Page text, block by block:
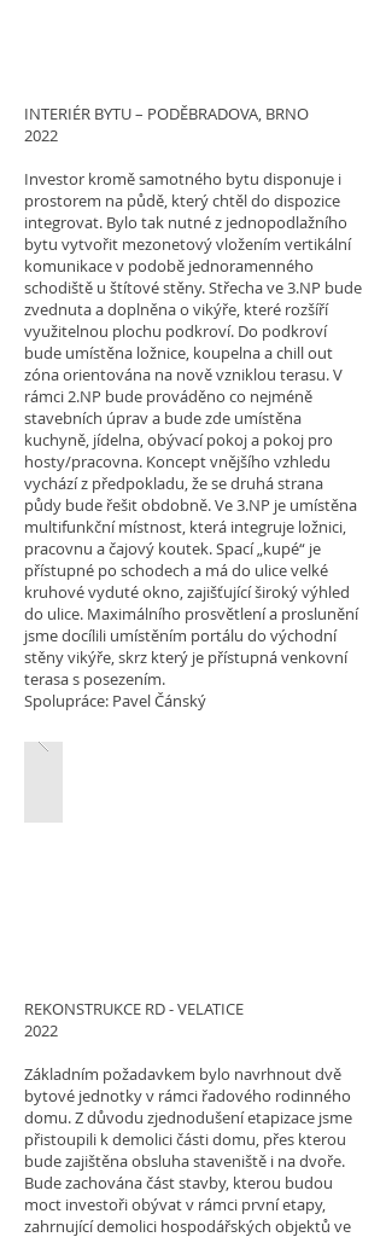
INTERIÉR BYTU – PODĚBRADOVA, BRNO
2022
Investor kromě samotného bytu disponuje i
prostorem na půdě, který chtěl do dispozice
integrovat. Bylo tak nutné z jednopodlažního
bytu vytvořit mezonetový vložením vertikální
komunikace v podobě jednoramenného
schodiště u štítové stěny. Střecha ve 3.NP bude
zvednuta a doplněna o vikýře, které rozšíří
využitelnou plochu podkroví. Do podkroví
bude umístěna ložnice, koupelna a chill out
zóna orientována na nově vzniklou terasu. V
rámci 2.NP bude prováděno co nejméně
stavebních úprav a bude zde umístěna
kuchyně, jídelna, obývací pokoj a pokoj pro
hosty/pracovna. Koncept vnějšího vzhledu
vychází z předpokladu, že se druhá strana
půdy bude řešit obdobně. Ve 3.NP je umístěna
multifunkční místnost, která integruje ložnici,
pracovnu a čajový koutek. Spací „kupé“ je
přístupné po schodech a má do ulice velké
kruhové vyduté okno, zajišťující široký výhled
do ulice. Maximálního prosvětlení a proslunění
jsme docílili umístěním portálu do východní
stěny vikýře, skrz který je přístupná venkovní
terasa s posezením.
Spolupráce: Pavel Čánský
REKONSTRUKCE RD - VELATICE
2022
Základním požadavkem bylo navrhnout dvě
bytové jednotky v rámci řadového rodinného
domu. Z důvodu zjednodušení etapizace jsme
přistoupili k demolici části domu, přes kterou
bude zajištěna obsluha staveniště i na dvoře.
Bude zachována část stavby, kterou budou
moct investoři obývat v rámci první etapy,
zahrnující demolici hospodářských objektů ve